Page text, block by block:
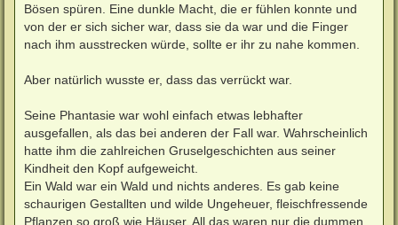
Bösen spüren. Eine dunkle Macht, die er fühlen konnte und
von der er sich sicher war, dass sie da war und die Finger
nach ihm ausstrecken würde, sollte er ihr zu nahe kommen.
Aber natürlich wusste er, dass das verrückt war.
Seine Phantasie war wohl einfach etwas lebhafter
ausgefallen, als das bei anderen der Fall war. Wahrscheinlich
hatte ihm die zahlreichen Gruselgeschichten aus seiner
Kindheit den Kopf aufgeweicht.
Ein Wald war ein Wald und nichts anderes. Es gab keine
schaurigen Gestallten und wilde Ungeheuer, fleischfressende
Pflanzen so groß wie Häuser. All das waren nur die dummen